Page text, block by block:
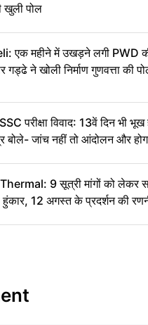
खुली पोल
एक महीने में उखड़ने लगी PWD
गड्ढे ने खोली निर्माण गुणवत्ता की
परीक्षा विवाद: 13वें दिन भी
बोले- जांच नहीं तो आंदोलन और
9 सूत्री मांगों को लेकर
हुंकार, 12 अगस्त के प्रदर्शन की